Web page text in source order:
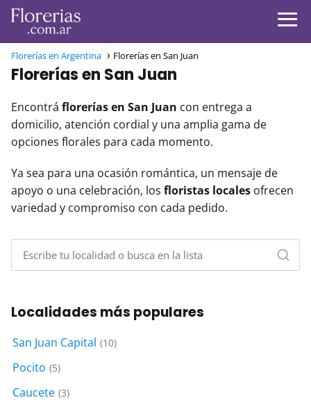
Florerías en Argentina Florerías en San Juan
Florerías en San Juan
Encontrá florerías en San Juan con entrega a
domicilio, atención cordial y una amplia gama de
opciones florales para cada momento.
Ya sea para una ocasión romántica, un mensaje de
apoyo o una celebración, los floristas locales ofrecen
variedad y compromiso con cada pedido.
Localidades más populares
San Juan Capital (10)
Pocito (5)
Caucete (3)